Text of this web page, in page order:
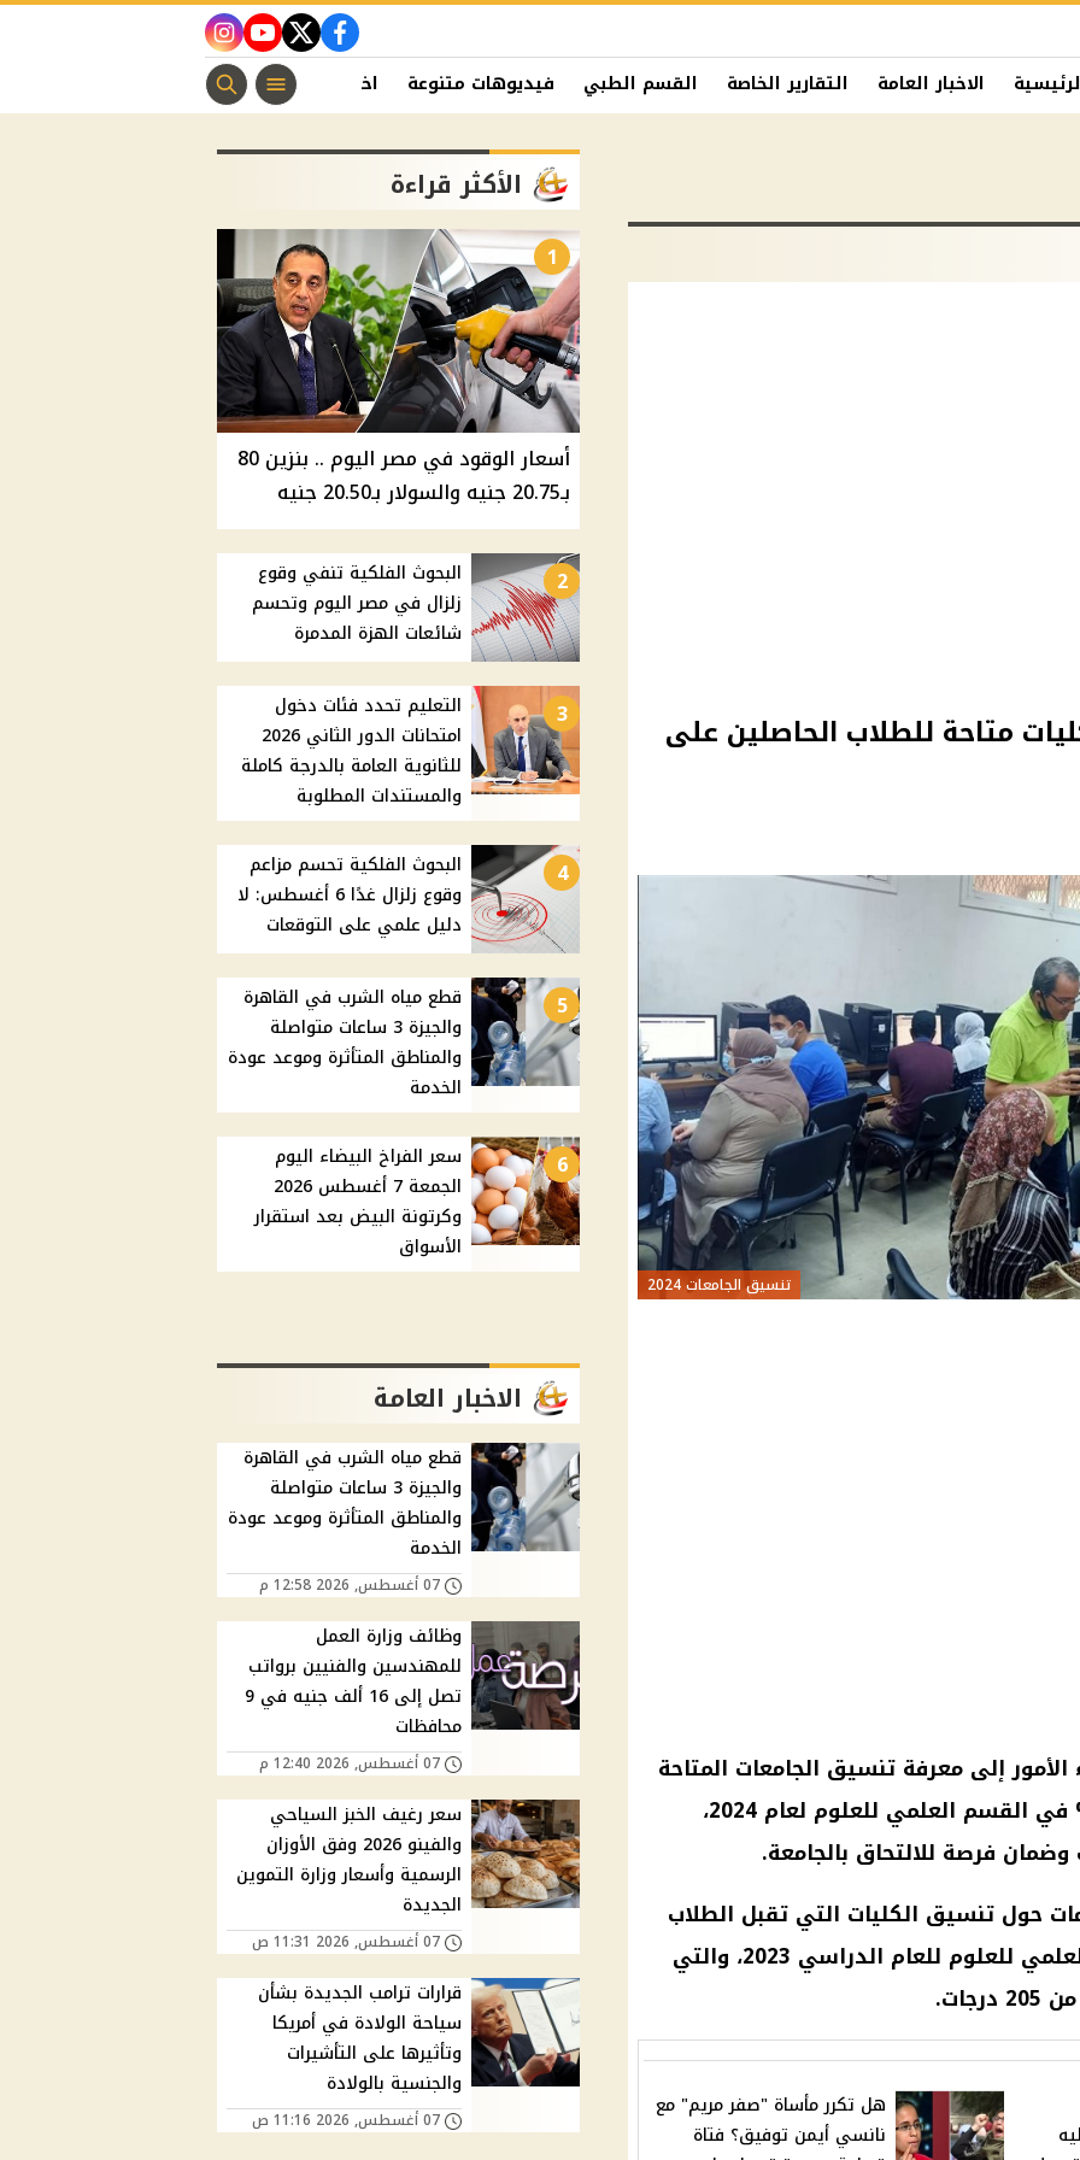
facebook
twitter
youtube
instagram
الاخبار العامة التقارير الخاصة القسم الطبي فيديوهات متنوعة اخبار الفن منوعات مسيحية
الجامعات 2024.. كليات متاحة للطلاب الحاصلين على
تنسيق الجامعات 2024
الأمور إلى معرفة تنسيق الجامعات المتاحة
للطلاب الحاصلين على نسبة 50% في القسم العلمي للعلوم لعام 2024،
فرصة للالتحاق بالجامعة.
حول تنسيق الكليات التي تقبل الطلاب
بدءًا من نسبة 50% في القسم العلمي للعلوم للعام الدراسي 2023، والتي
هل تكرر مأساة "صفر مريم" مع
نانسي أيمن توفيق؟ فتاة
الأكثر قراءة
1
أسعار الوقود في مصر اليوم .. بنزين 80
بـ20.75 جنيه والسولار بـ20.50 جنيه
2
البحوث الفلكية تنفي وقوع
زلزال في مصر اليوم وتحسم
شائعات الهزة المدمرة
3
التعليم تحدد فئات دخول
امتحانات الدور الثاني 2026
للثانوية العامة بالدرجة كاملة
والمستندات المطلوبة
4
البحوث الفلكية تحسم مزاعم
وقوع زلزال غدًا 6 أغسطس: لا
دليل علمي على التوقعات
5
قطع مياه الشرب في القاهرة
والجيزة 3 ساعات متواصلة
والمناطق المتأثرة وموعد عودة
الخدمة
6
سعر الفراخ البيضاء اليوم
الجمعة 7 أغسطس 2026
وكرتونة البيض بعد استقرار
الأسواق
الاخبار العامة
قطع مياه الشرب في القاهرة
والجيزة 3 ساعات متواصلة
والمناطق المتأثرة وموعد عودة
الخدمة
07 أغسطس, 2026 12:58 م
وظائف وزارة العمل
للمهندسين والفنيين برواتب
تصل إلى 16 ألف جنيه في 9
محافظات
07 أغسطس, 2026 12:40 م
سعر رغيف الخبز السياحي
والفينو 2026 وفق الأوزان
الرسمية وأسعار وزارة التموين
الجديدة
07 أغسطس, 2026 11:31 ص
قرارات ترامب الجديدة بشأن
سياحة الولادة في أمريكا
وتأثيرها على التأشيرات
والجنسية بالولادة
07 أغسطس, 2026 11:16 ص